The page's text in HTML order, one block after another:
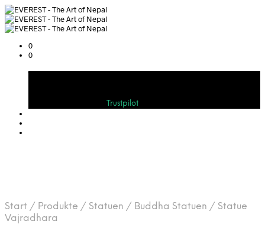
0
0
Trustpilot
Start / Produkte / Statuen / Buddha Statuen / Statue
Vajradhara